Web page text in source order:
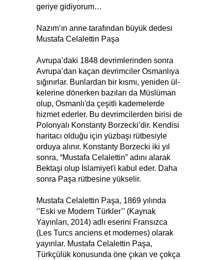
geriye gidiyorum…
Nazım’ın anne tarafından büyük dedesi
Mus­ta­fa Ce­la­let­ti­n Paşa
Avrupa’daki 1848 devrimlerinden sonra
Avrupa’dan ka­çan dev­rim­ciler Osmanlıya
sığınırlar. Bun­lar­dan bir kıs­mı, ye­ni­den ül­
ke­le­ri­ne dö­ner­ken ba­zı­la­rı da Müs­lü­man
olup, Os­man­lı'da çeşitli kademelerde
hizmet ederler. Bu devrimcilerden birisi de
Polonyalı Kons­tanty Bor­zec­ki’dir. Kendisi
haritacı olduğu için yüzbaşı rütbesiyle
orduya alınır. Kons­tanty Bor­zec­ki iki yıl
son­ra, “Mus­ta­fa Ce­la­let­ti­n” adını alarak
Bekta­şi ol­up İs­la­mi­ye­t'­i ka­bul eder. Daha
sonra Paşa rütbesine yükselir.
Mus­ta­fa Ce­la­let­ti­n Paşa, 1869 yılında
‘’Eski ve Modern Türkler’’ (Kaynak
Yayınları, 2014) adlı eserini Fransızca
(Les Turcs anciens et modernes) olarak
yayınlar. Mus­ta­fa Ce­la­let­ti­n Paşa,
Türkçülük konusunda öne çıkan ve çokça